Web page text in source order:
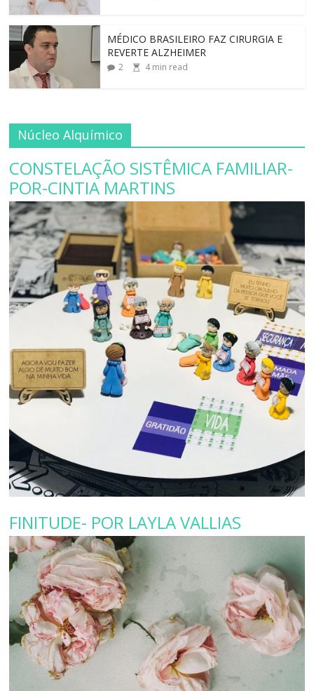
MÉDICO BRASILEIRO FAZ CIRURGIA E
REVERTE ALZHEIMER
2 4min read
Núcleo Alquímico
CONSTELAÇÃO SISTÊMICA FAMILIAR-
POR-CINTIA MARTINS
FINITUDE- POR LAYLA VALLIAS